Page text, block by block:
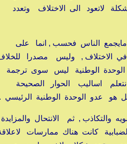
لاتعود الى الاختلاف وتعدد
مايجمع الناس فحسب , انما على
الاختلاف , وليس مصدرا
الوحدة الوطنية ليس سوى ترجمة
اساليب الحوار الصحيحة
هو عدو الوحدة الوطنية الرئيسي .
والتكاذب , ثم الانتحال والمزايدة
كانت هناك ممارسات